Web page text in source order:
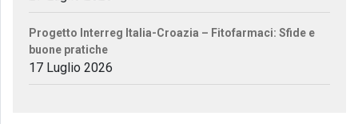
Progetto Interreg Italia-Croazia – Fitofarmaci: Sfide e
buone pratiche
17 Luglio 2026